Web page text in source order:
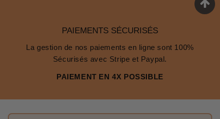
PAIEMENTS SÉCURISÉS
La gestion de nos paiements en ligne sont 100%
Sécurisés avec Stripe et Paypal.
PAIEMENT EN 4X POSSIBLE